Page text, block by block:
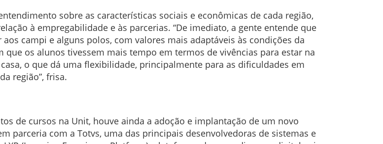
sobre as características sociais e econômicas de cada região,
à empregabilidade e às parcerias. “De imediato, a gente entende que
campi e alguns polos, com valores mais adaptáveis às condições da
os alunos tivessem mais tempo em termos de vivências para estar na
o que dá uma flexibilidade, principalmente para as dificuldades em
região”, frisa.
de cursos na Unit, houve ainda a adoção e implantação de um novo
parceria com a Totvs, uma das principais desenvolvedoras de sistemas e